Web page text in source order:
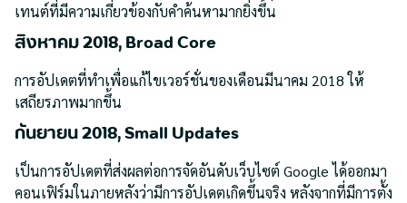
เทนต์ที่มีความเกี่ยวข้องกับคำค้นหามากยิ่งขึ้น
สิงหาคม 2018, Broad Core
การอัปเดตที่ทำเพื่อแก้ไขเวอร์ชั่นของเดือนมีนาคม 2018 ให้
เสถียรภาพมากขึ้น
กันยายน 2018, Small Updates
เป็นการอัปเดตที่ส่งผลต่อการจัดอันดับเว็บไซต์ Google ได้ออกมา
คอนเฟิร์มในภายหลังว่ามีการอัปเดตเกิดขึ้นจริง หลังจากที่มีการตั้ง